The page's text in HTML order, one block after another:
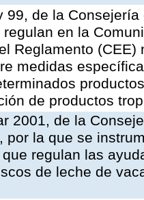
99, de la
en la
Reglamento
medidas
de productos
2001, de la
por la que se
regulan las
de leche de